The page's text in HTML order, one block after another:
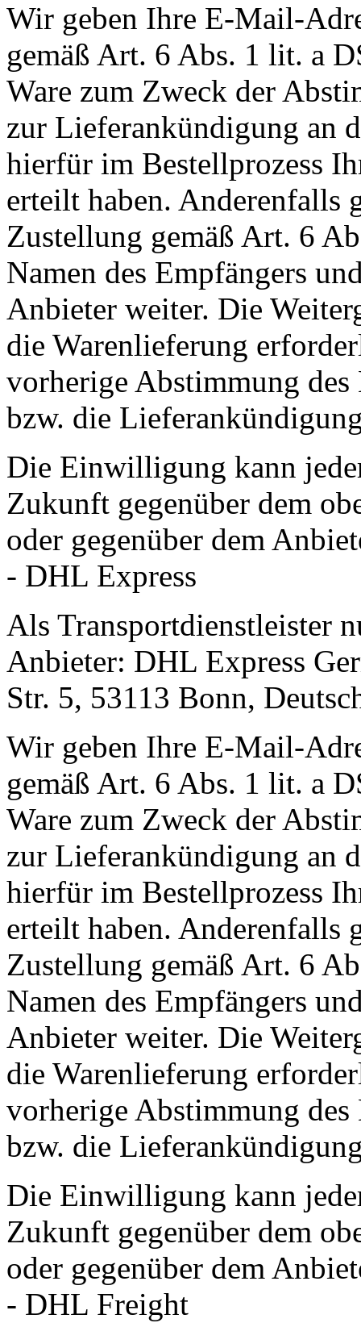
Wir geben Ihre E-Mail-
gemäß Art. 6 Abs. 1 lit. a
Ware zum Zweck der
zur Lieferankündigung an
hierfür im Bestellprozess
erteilt haben. Anderenfalls
Zustellung gemäß Art. 6
Namen des Empfängers
Anbieter weiter. Die
die Warenlieferung
vorherige Abstimmung
bzw. die
Die Einwilligung kann
Zukunft gegenüber dem
oder gegenüber dem
- DHL Express
Als Transportdienstleister
Anbieter: DHL Express
Str. 5, 53113 Bonn,
Wir geben Ihre E-Mail-
gemäß Art. 6 Abs. 1 lit. a
Ware zum Zweck der
zur Lieferankündigung an
hierfür im Bestellprozess
erteilt haben. Anderenfalls
Zustellung gemäß Art. 6
Namen des Empfängers
Anbieter weiter. Die
die Warenlieferung
vorherige Abstimmung
bzw. die
Die Einwilligung kann
Zukunft gegenüber dem
oder gegenüber dem
- DHL Freight